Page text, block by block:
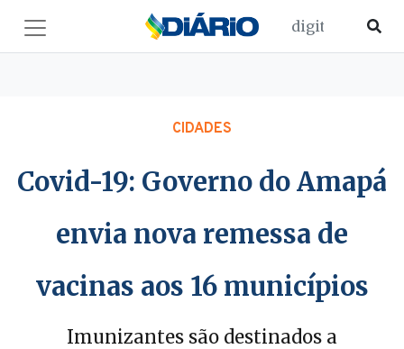
CIDADES
Covid-19: Governo do Amapá
envia nova remessa de
vacinas aos 16 municípios
Imunizantes são destinados a